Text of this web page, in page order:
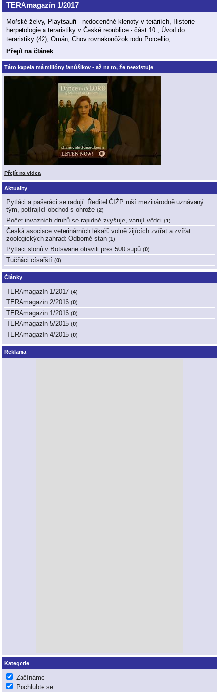
TERAmagazín 1/2017
Mořské želvy, Playtsauři - nedoceněné klenoty v teráriích, Historie
herpetologie a teraristiky v České republice - část 10., Úvod do
teraristiky (42), Omán, Chov rovnakonôžok rodu Porcellio;
Přejít na článek
Táto kapela má milióny fanúšikov - až na to, že neexistuje
Přejít na videa
Aktuality
Pytláci a pašeráci se radují. Ředitel ČIŽP ruší mezinárodně uznávaný
tým, potírající obchod s ohrože (2)
Počet invazních druhů se rapidně zvyšuje, varují vědci (1 )
Česká asociace veterinárních lékařů volně žijících zvířat a zvířat
zoologických zahrad: Odborné stan (1 )
Pytláci slonů v Botswaně otrávili přes 500 supů (0)
Tučňáci císařští (0)
Články
TERAmagazín 1/2017 (4)
TERAmagazín 2/2016 (0)
TERAmagazín 1/2016 (0)
TERAmagazín 5/2015 (0)
TERAmagazín 4/2015 (0)
Reklama
Kategorie
Začínáme
Pochlubte se